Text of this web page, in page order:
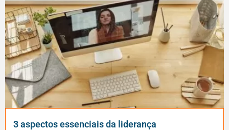
3 aspectos essenciais da liderança